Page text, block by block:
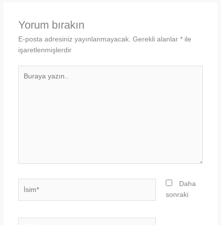
Yorum bırakın
E-posta adresiniz yayınlanmayacak. Gerekli alanlar *ile
işaretlenmişlerdir
Daha
sonraki